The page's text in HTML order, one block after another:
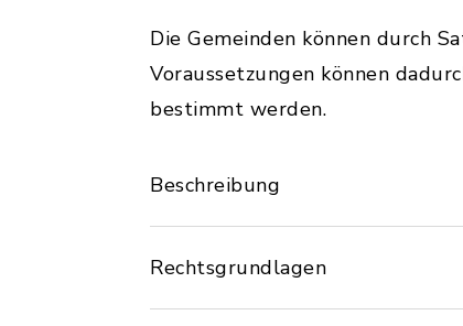
Die Gemeinden können durch
Voraussetzungen können
bestimmt werden.
Beschreibung
Rechtsgrundlagen